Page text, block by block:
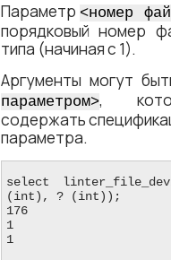
Параметр<​номер
порядковый номер
типа (начиная с 1).
Аргументы могут
параметром​>,
содержать
параметра.
select
(int), ? (int));
176
1
1